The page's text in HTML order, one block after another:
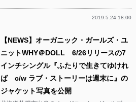
2019.5.24 18:00
【NEWS】オーガニック・ガールズ・ユ
ニットWHY＠DOLL 6/26リリースの7
インチシングル『ふたりで生きてゆけれ
ば c/w ラブ・ストーリーは週末に』の
ジャケット写真を公開